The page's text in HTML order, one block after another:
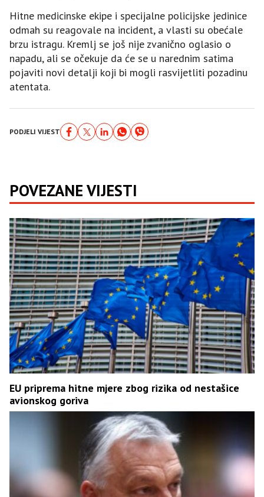
Hitne medicinske ekipe i specijalne policijske jedinice
odmah su reagovale na incident, a vlasti su obećale
brzu istragu. Kremlj se još nije zvanično oglasio o
napadu, ali se očekuje da će se u narednim satima
pojaviti novi detalji koji bi mogli rasvijetliti pozadinu
atentata.
PODJELI VIJEST
POVEZANE VIJESTI
EU priprema hitne mjere zbog rizika od nestašice
avionskog goriva